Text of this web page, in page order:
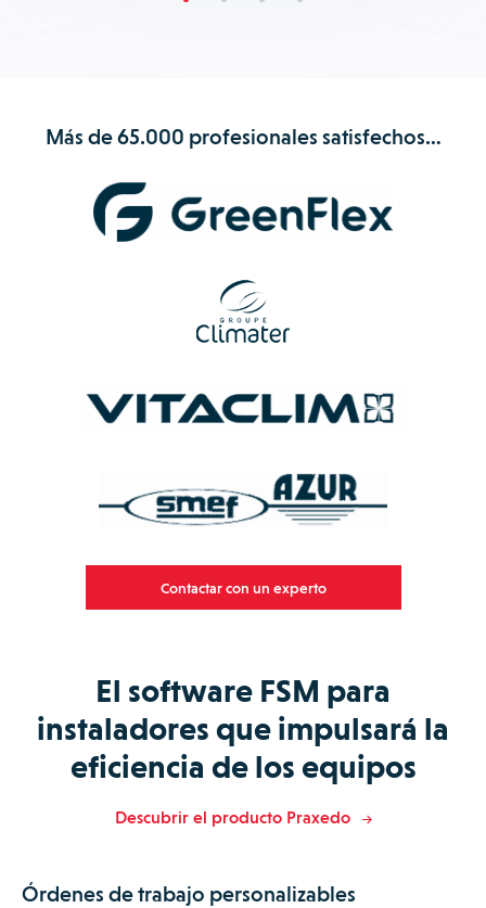
Más de 65.000 profesionales satisfechos…
Contactar con un experto
El software FSM para
instaladores que impulsará la
eficiencia de los equipos
Descubrir el producto Praxedo
Órdenes de trabajo personalizables